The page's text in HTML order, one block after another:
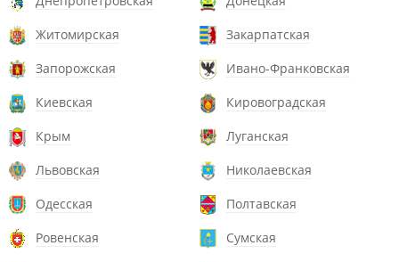
Житомирская
Закарпатская
Запорожская
Ивано-Франковская
Киевская
Кировоградская
Крым
Луганская
Львовская
Николаевская
Одесская
Полтавская
Ровенская
Сумская